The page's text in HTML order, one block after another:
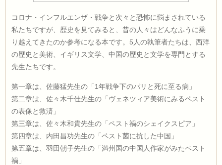
コロナ・インフルエンザ・戦争と次々と恐怖に悩まされている
私たちですが、歴史を見てみると、昔の人々はどんなふうに乗
り越えてきたのか参考になる本です。5人の執筆者たちは、西洋
の歴史と美術、イギリス文学、中国の歴史と文学を専門とする
先生たちです。
第一章は、佐藤猛先生の「1年戦争下のパリと死に至る病」
第二章は、佐々木千佳先生の「ヴェネツィア美術にみるペスト
の表像と救済」
第三章は、佐々木和貴先生の「ペスト禍のシェイクスピア」
第四章は、内田昌功先生の「ペスト菌に抗した中国」
第五章は、羽田朝子先生の「満州国の中国人作家がみたペスト
禍」